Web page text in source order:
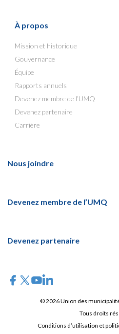
À propos
Mission et historique
Gouvernance
Équipe
Rapports annuels
Devenez membre de l’UMQ
Devenez partenaire
Carrière
Nous joindre
Devenez membre de l’UMQ
Devenez partenaire
© 2026 Union des
Tous droits
Conditions d’utilisation et